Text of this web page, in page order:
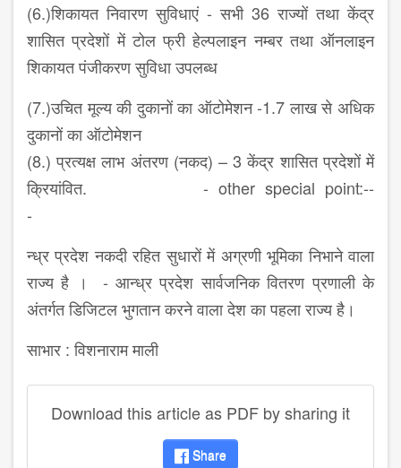
(6.)शिकायत निवारण सुविधाएं - सभी 36 राज्यों तथा केंद्र
शासित प्रदेशों में टोल फ्री हेल्पलाइन नम्बर तथा ऑनलाइन
शिकायत पंजीकरण सुविधा उपलब्ध
(7.)उचित मूल्य की दुकानों का ऑटोमेशन -1.7 लाख से अधिक
दुकानों का ऑटोमेशन
(8.) प्रत्यक्ष लाभ अंतरण (नकद) – 3 केंद्र शासित प्रदेशों में
क्रियांवित. - other special point:--
-
न्ध्र प्रदेश नकदी रहित सुधारों में अग्रणी भूमिका निभाने वाला
राज्य है । - आन्ध्र प्रदेश सार्वजनिक वितरण प्रणाली के
अंतर्गत डिजिटल भुगतान करने वाला देश का पहला राज्य है।
साभार : विशनाराम माली
Download this article as PDF by sharing it
Share